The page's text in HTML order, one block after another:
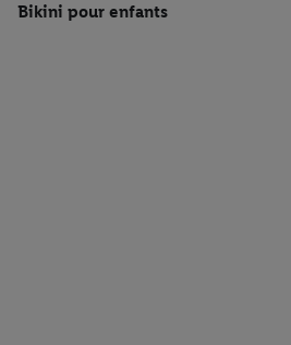
Bikini pour enfants